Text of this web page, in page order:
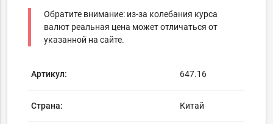
Обратите внимание: из-за колебания курса
валют реальная цена может отличаться от
указанной на сайте.
Артикул: 647.16
Страна: Китай